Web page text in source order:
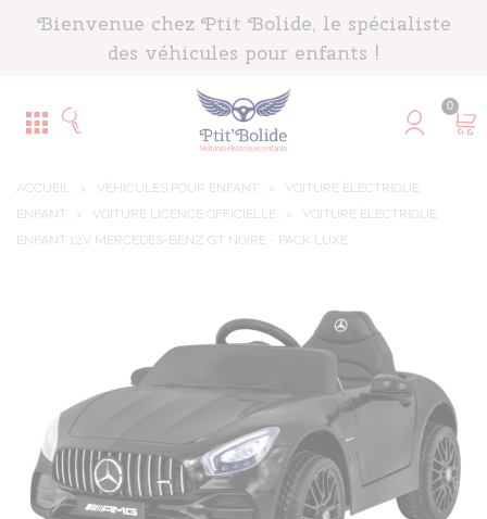
Bienvenue chez Ptit Bolide, le spécialiste
des véhicules pour enfants !
0
ACCUEIL > VÉHICULES POUR ENFANT >
VOITURE ÉLECTRIQUE
ENFANT
> VOITURE LICENCE OFFICIELLE >
VOITURE ÉLECTRIQUE
ENFANT 12V MERCEDES-BENZ GT NOIRE - PACK LUXE